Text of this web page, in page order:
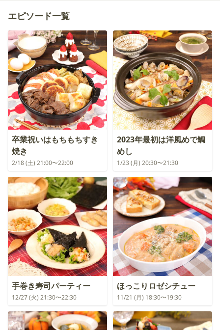
エピソード一覧
卒業祝いはもちもちすき
焼き
2/18 (土) 21:00〜22:00
2023年最初は洋風めで鯛
めし
1/23 (月) 20:30〜21:30
手巻き寿司パーティー
12/27 (火) 21:30〜22:30
ほっこりロゼシチュー
11/21 (月) 18:30〜19:30